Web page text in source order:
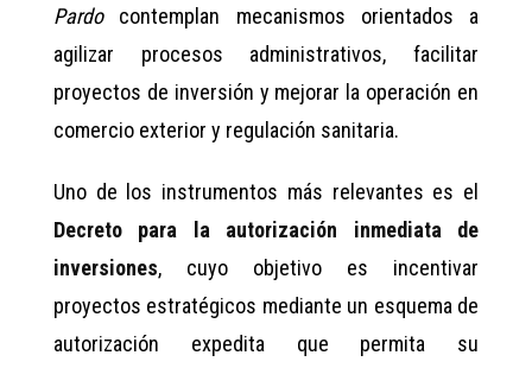
Pardocontemplan mecanismos orientados a
agilizar procesos administrativos, facilitar
proyectos de inversión y mejorar la operación en
comercio exterior y regulación sanitaria.
Uno de los instrumentos más relevantes es el
Decreto para la autorización inmediata de
inversiones, cuyo objetivo es incentivar
proyectos estratégicos mediante un esquema de
autorización expedita que permita su